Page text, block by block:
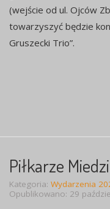
(wejście od ul. Ojców
towarzyszyć będzie
Gruszecki Trio”.
Piłkarze
Kategoria: Wydarzenia
Opublikowano: 29